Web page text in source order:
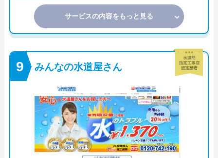
サービスの内容をもっと見る
みんなの水道屋さん